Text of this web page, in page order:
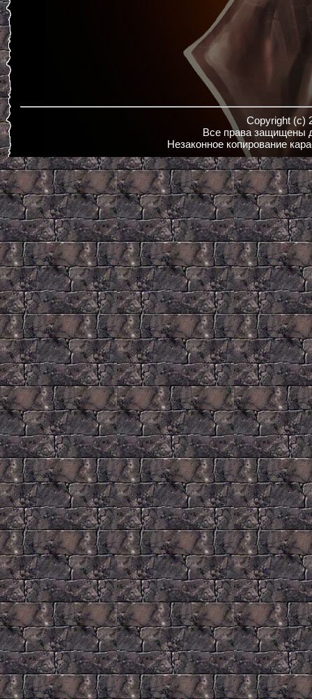
Copyright (c)
Все права защищены
Незаконное копирование